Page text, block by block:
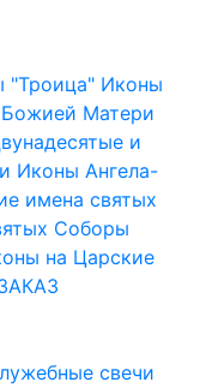
"Троица" Иконы
Матери
и
Иконы Ангела-
имена святых
Соборы
на Царские
свечи